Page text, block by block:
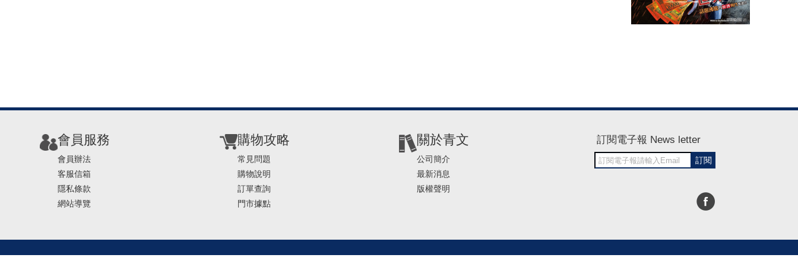
會員服務
會員辦法
客服信箱
隱私條款
網站導覽
購物攻略
常見問題
購物說明
訂單查詢
門市據點
關於青文
公司簡介
最新消息
版權聲明
訂閱電子報 News letter
訂閱